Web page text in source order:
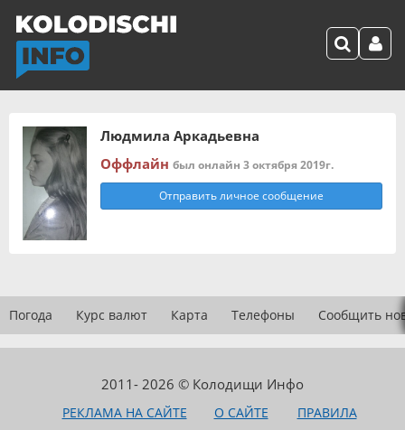
Людмила Аркадьевна
Оффлайн был онлайн 3 октября 2019г.
Отправить личное сообщение
Погода Курс валют Карта Телефоны Сообщить
2011- 2026 © Колодищи Инфо
РЕКЛАМА НА САЙТЕ О САЙТЕ
ПРАВИЛА